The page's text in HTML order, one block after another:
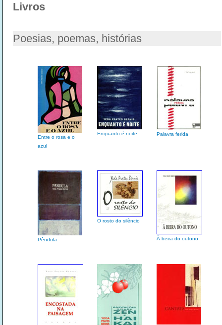
Livros
Poesias, poemas, histórias
Entre o rosa e o
azul
Enquanto é noite Palavra ferida
Pêndula
O rosto do silêncio
À beira do outono